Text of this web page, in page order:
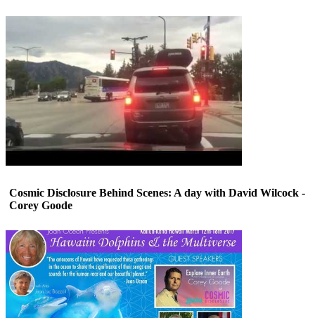
Cosmic Disclosure Behind Scenes: A day with David Wilcock -
Corey Goode